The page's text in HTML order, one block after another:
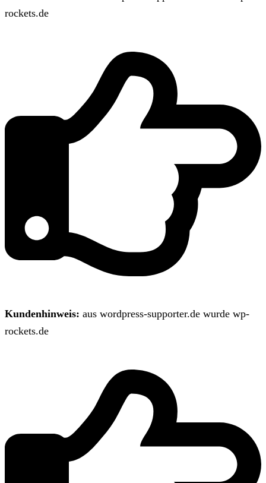
rockets.de
Kundenhinweis: aus wordpress-supporter.de wurde wp-
rockets.de